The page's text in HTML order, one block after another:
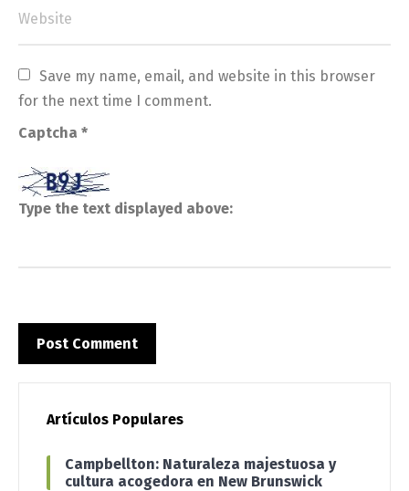
Save my name, email, and website in this browser
for the next time I comment.
Captcha *
Type the text displayed above:
Artículos Populares
Campbellton: Naturaleza majestuosa y
cultura acogedora en New Brunswick